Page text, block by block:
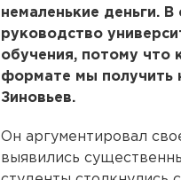
немаленькие деньги.
руководство
обучения, потому что
формате мы получить
Зиновьев.
Он аргументировал
выявились